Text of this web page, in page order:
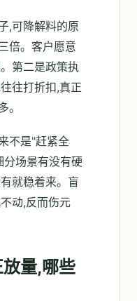
,可降解料的原
倍。客户愿意
第二是政策执
往打折扣,真正
。
不是"赶紧全
分场景有没有硬
就稳着来。盲
动,反而伤元
量,哪些